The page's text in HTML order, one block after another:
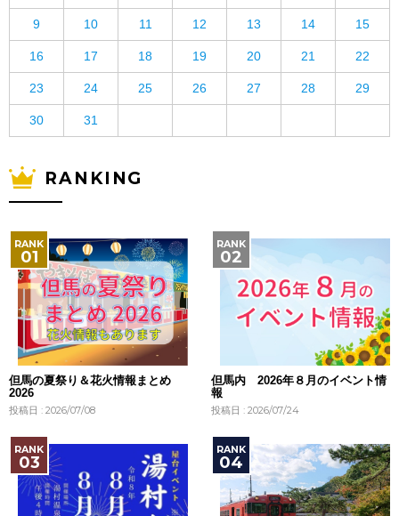
9 10 11 12 13 14 15
16 17 18 19 20 21 22
23 24 25 26 27 28 29
30 31
RANKING
但馬の夏祭り＆花火情報まとめ
2026
投稿日 : 2026/07/08
但馬内 2026年８月のイベント情
報
投稿日 : 2026/07/24